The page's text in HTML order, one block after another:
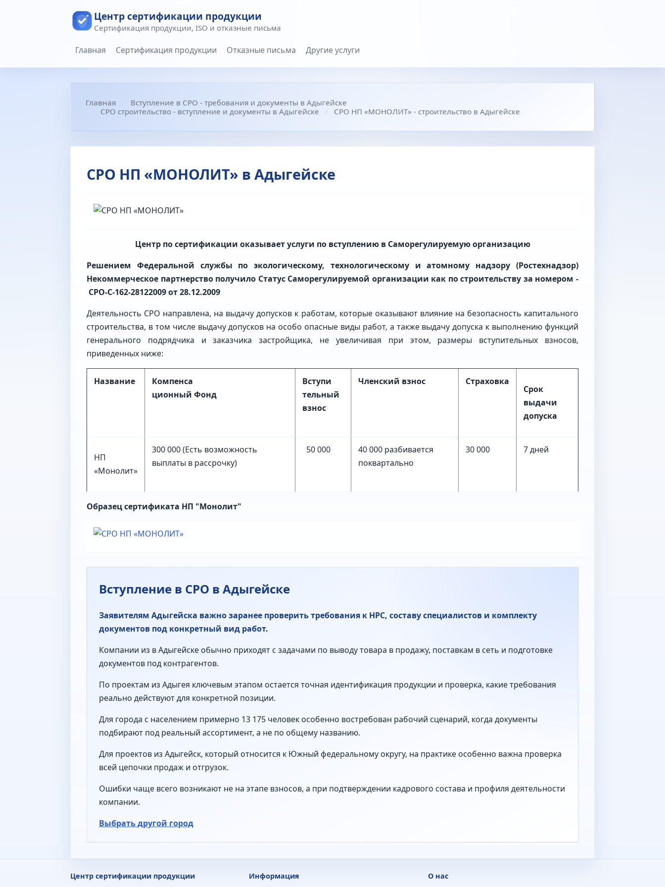
Центр сертификации продукции
Сертификация продукции, ISO и отказные письма
Главная Сертификация продукции Отказные письма Другие услуги
Главная
Вступление в СРО - требования и документы в Адыгейске
СРО строительство - вступление и документы в Адыгейске
СРО НП «МОНОЛИТ» - строительство в Адыгейске
СРО НП «МОНОЛИТ» в Адыгейске
Центр по сертификации оказывает услуги по вступлению в Саморегулируемую организацию
Решением Федеральной службы по экологическому, технологическому и атомному надзору (Ростехнадзор)
Некоммерческое партнерство получило Статус Саморегулируемой организации как по строительству за номером -
СРО-С-162-28122009от 28.12.2009
Деятельность СРО направлена, на выдачу допусков к работам, которые оказывают влияние на безопасность капитального
строительства, в том числе выдачу допусков на особо опасные виды работ, а также выдачу допуска к выполнению функций
генерального подрядчика и заказчика застройщика, не увеличивая при этом, размеры вступительных взносов,
приведенных ниже:
Название
Компенса
ционный Фонд
Вступи
тельный
взнос
Членский взнос Страховка
Срок
выдачи
допуска
НП
«Монолит»
300 000 (Есть возможность
выплаты в рассрочку)
50 000
40 000 разбивается
поквартально
30 000 7 дней
Образец сертификата НП "Монолит"
Вступление в СРО в Адыгейске
Заявителям Адыгейска важно заранее проверить требования к НРС, составу специалистов и комплекту
документов под конкретный вид работ.
Компании из в Адыгейске обычно приходят с задачами по выводу товара в продажу, поставкам в сеть и подготовке
документов под контрагентов.
По проектам из Адыгея ключевым этапом остается точная идентификация продукции и проверка, какие требования
реально действуют для конкретной позиции.
Для города с населением примерно 13 175 человек особенно востребован рабочий сценарий, когда документы
подбирают под реальный ассортимент, а не по общему названию.
Для проектов из Адыгейск, который относится к Южный федеральному округу, на практике особенно важна проверка
всей цепочки продаж и отгрузок.
Ошибки чаще всего возникают не на этапе взносов, а при подтверждении кадрового состава и профиля деятельности
компании.
Выбрать другой город
Центр сертификации продукции
Информация
О нас